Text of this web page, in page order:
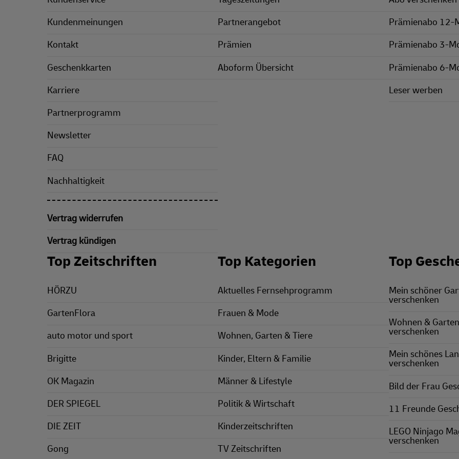
Kundenmeinungen
Kontakt
Geschenkkarten
Karriere
Partnerprogramm
Newsletter
FAQ
Nachhaltigkeit
Vertrag widerrufen
Vertrag kündigen
Partnerangebot
Prämien
Aboform Übersicht
Prämienabo 12-
Prämienabo 3-
Prämienabo 6-
Leser werben
Top Zeitschriften
HÖRZU
GartenFlora
auto motor und sport
Brigitte
OK Magazin
DER SPIEGEL
DIE ZEIT
Gong
Top Kategorien
Aktuelles Fernsehprogramm
Frauen & Mode
Wohnen, Garten & Tiere
Kinder, Eltern & Familie
Männer & Lifestyle
Politik & Wirtschaft
Kinderzeitschriften
TV Zeitschriften
Top
Mein schöner
verschenken
Wohnen &
verschenken
Mein schönes
verschenken
Bild der Frau
11 Freunde
LEGO Ninjago
verschenken